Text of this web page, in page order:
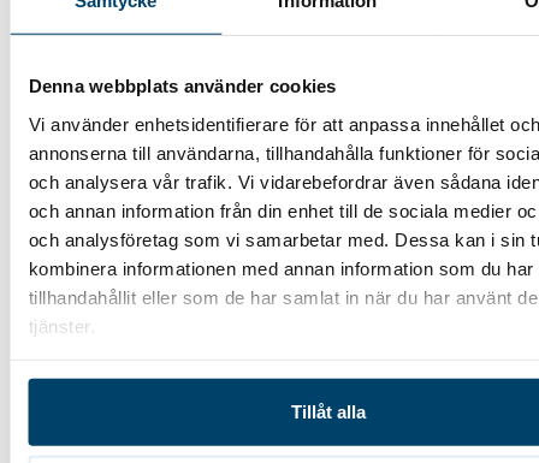
Denna webbplats använder cookies
Vi använder enhetsidentifierare för att anpassa innehållet och
annonserna till användarna, tillhandahålla funktioner för
och analysera vår trafik. Vi vidarebefordrar även sådana
och annan information från din enhet till de sociala medier
och analysföretag som vi samarbetar med. Dessa kan i sin
kombinera informationen med annan information som du har
tillhandahållit eller som de har samlat in när du har använt
tjänster.
Tillåt alla
Vad vill du ha hjälp med?
vårIntegritetspolicy
CAPTCHA